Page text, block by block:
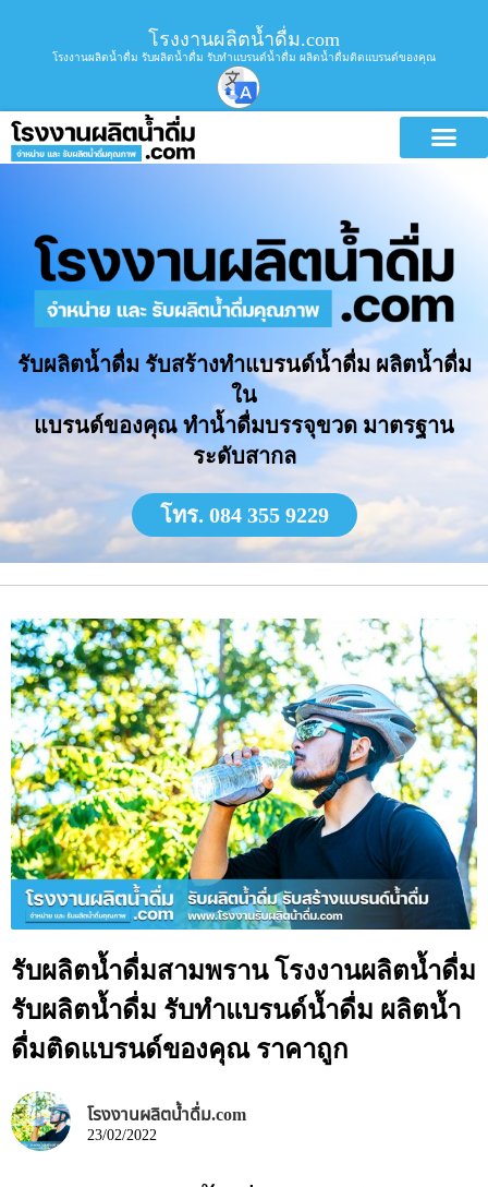
โรงงานผลิตน้ำดื่ม.com
โรงงานผลิตน้ำดื่ม รับผลิตน้ำดื่ม รับทำแบรนด์น้ำดื่ม ผลิตน้ำดื่มติดแบรนด์ของคุณ
รับผลิตน้ำดื่ม รับสร้างทำแบรนด์น้ำดื่ม ผลิตน้ำดื่ม
ใน
แบรนด์ของคุณ ทำน้ำดื่มบรรจุขวด มาตรฐาน
ระดับสากล
โทร. 084 355 9229
รับผลิตน้ำดื่มสามพราน โรงงานผลิตน้ำดื่ม
รับผลิตน้ำดื่ม รับทำแบรนด์น้ำดื่ม ผลิตน้ำ
ดื่มติดแบรนด์ของคุณ ราคาถูก
โรงงานผลิตน้ำดื่ม.com
23/02/2022